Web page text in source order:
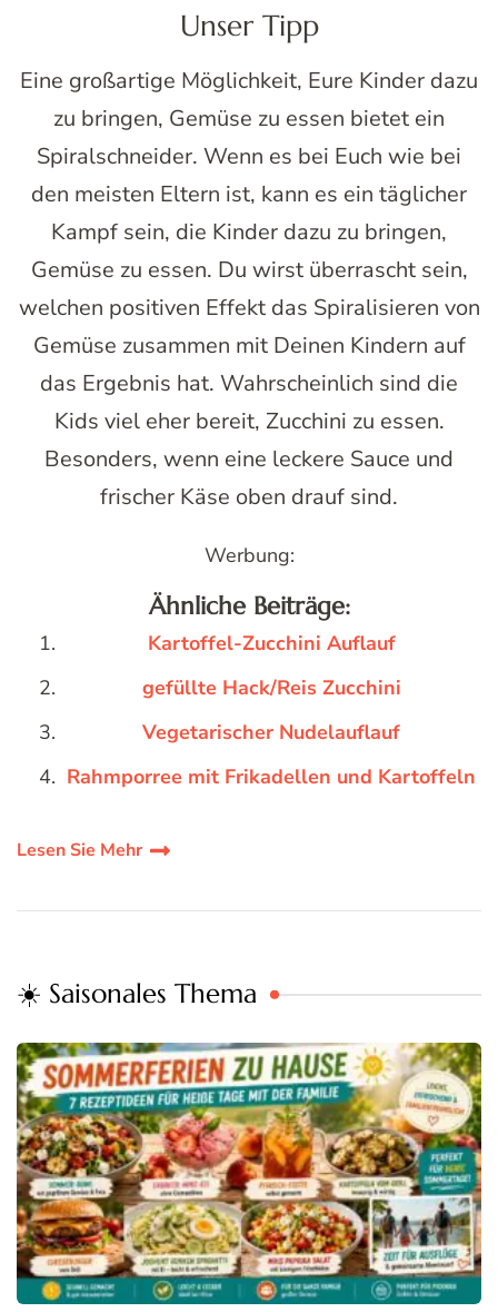
Unser Tipp
Eine großartige Möglichkeit, Eure Kinder dazu
zu bringen, Gemüse zu essen bietet ein
Spiralschneider. Wenn es bei Euch wie bei
den meisten Eltern ist, kann es ein täglicher
Kampf sein, die Kinder dazu zu bringen,
Gemüse zu essen. Du wirst überrascht sein,
welchen positiven Effekt das Spiralisieren von
Gemüse zusammen mit Deinen Kindern auf
das Ergebnis hat. Wahrscheinlich sind die
Kids viel eher bereit, Zucchini zu essen.
Besonders, wenn eine leckere Sauce und
frischer Käse oben drauf sind.
Werbung:
Ähnliche Beiträge:
Kartoffel-Zucchini Auflauf
gefüllte Hack/Reis Zucchini
Vegetarischer Nudelauflauf
Rahmporree mit Frikadellen und Kartoffeln
Lesen Sie Mehr
☀️ Saisonales Thema